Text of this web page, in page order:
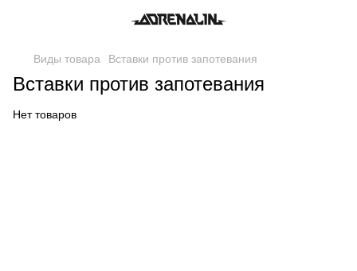
Виды товара Вставки против запотевания
Вставки против запотевания
Нет товаров